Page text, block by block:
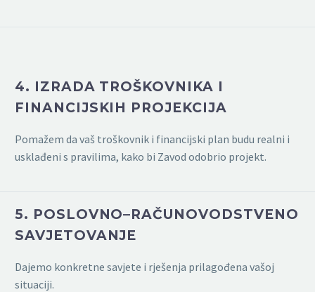
4. IZRADA TROŠKOVNIKA I
FINANCIJSKIH PROJEKCIJA
Pomažem da vaš troškovnik i financijski plan budu realni i
usklađeni s pravilima, kako bi Zavod odobrio projekt.
5. POSLOVNO–RAČUNOVODSTVENO
SAVJETOVANJE
Dajemo konkretne savjete i rješenja prilagođena vašoj
situaciji.